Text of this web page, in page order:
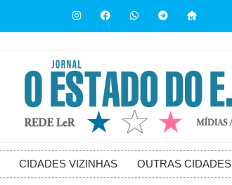
CIDADES VIZINHAS OUTRAS CIDADES